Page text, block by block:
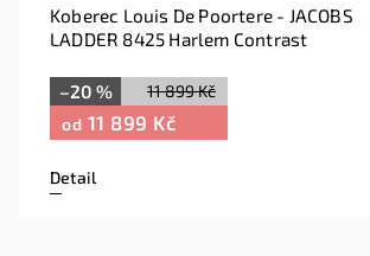
Koberec Louis De Poortere - JACOBS
LADDER 8425 Harlem Contrast
11 899 Kč
–20 %
od 11 899 Kč
Detail